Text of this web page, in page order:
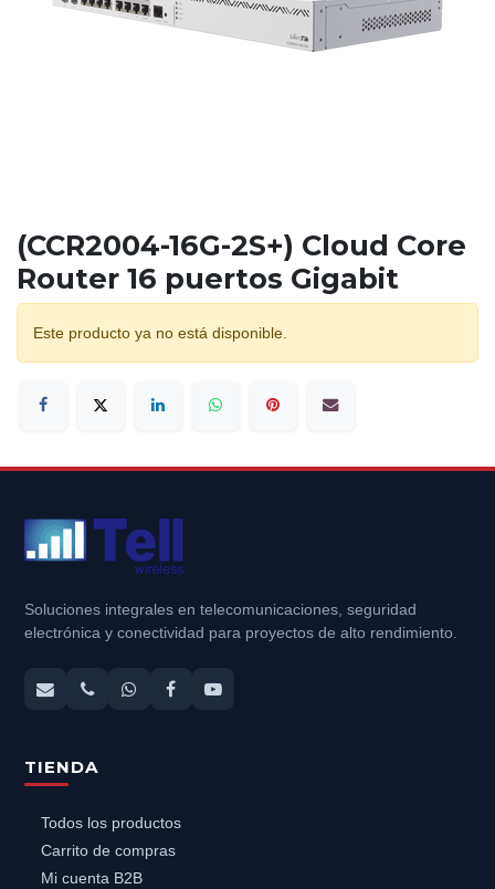
(CCR2004-16G-2S+) Cloud Core
Router 16 puertos Gigabit
Este producto ya no está disponible.
Soluciones integrales en telecomunicaciones, seguridad
electrónica y conectividad para proyectos de alto rendimiento.
TIENDA
Todos los productos
Carrito de compras
Mi cuenta B2B